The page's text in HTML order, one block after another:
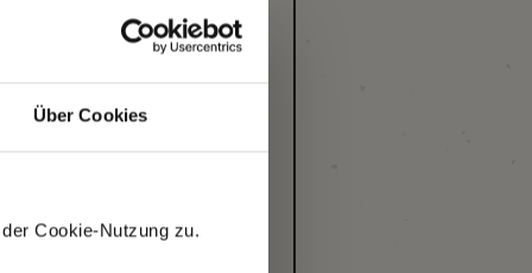
Über Cookies
Cookie-Nutzung zu.